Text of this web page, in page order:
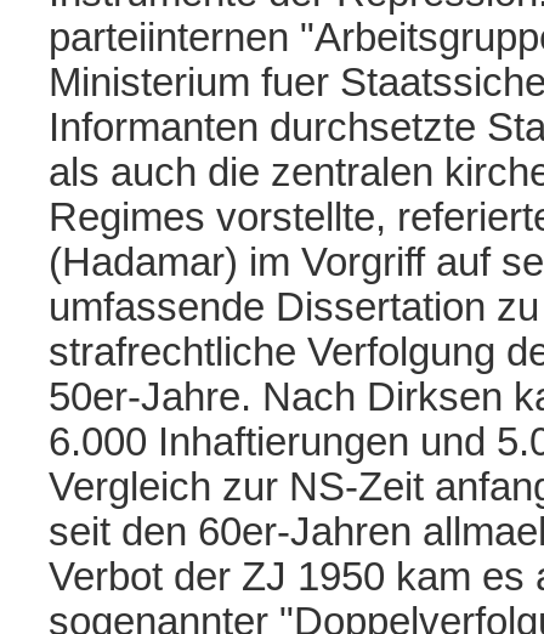
parteiinternen
Ministerium fuer
Informanten durchsetzte
als auch die zentralen
Regimes vorstellte,
(Hadamar) im Vorgriff auf
umfassende Dissertation
strafrechtliche Verfolgung
50er-Jahre. Nach Dirksen
6.000 Inhaftierungen und
Vergleich zur NS-Zeit
seit den 60er-Jahren
Verbot der ZJ 1950 kam
sogenannter